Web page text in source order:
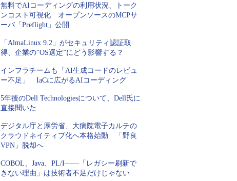
無料でAIコーディングの利用状況、トーク
ンコスト可視化 オープンソースのMCPサ
ーバ「Preflight」公開
「AlmaLinux 9.2」がセキュリティ認証取
得、企業の“OS選定”にどう影響する？
インフラチームも「AI生成コードのレビュ
ー不足」 IaCに広がるAIコーディング
5年後のDell Technologiesについて、Dell氏に
直接聞いた
デジタル庁と厚労省、大病院電子カルテの
クラウドネイティブ化へ本格始動 「野良
VPN」脱却へ
COBOL、Java、PL/I――「レガシー刷新で
きない理由」は技術者不足だけじゃない